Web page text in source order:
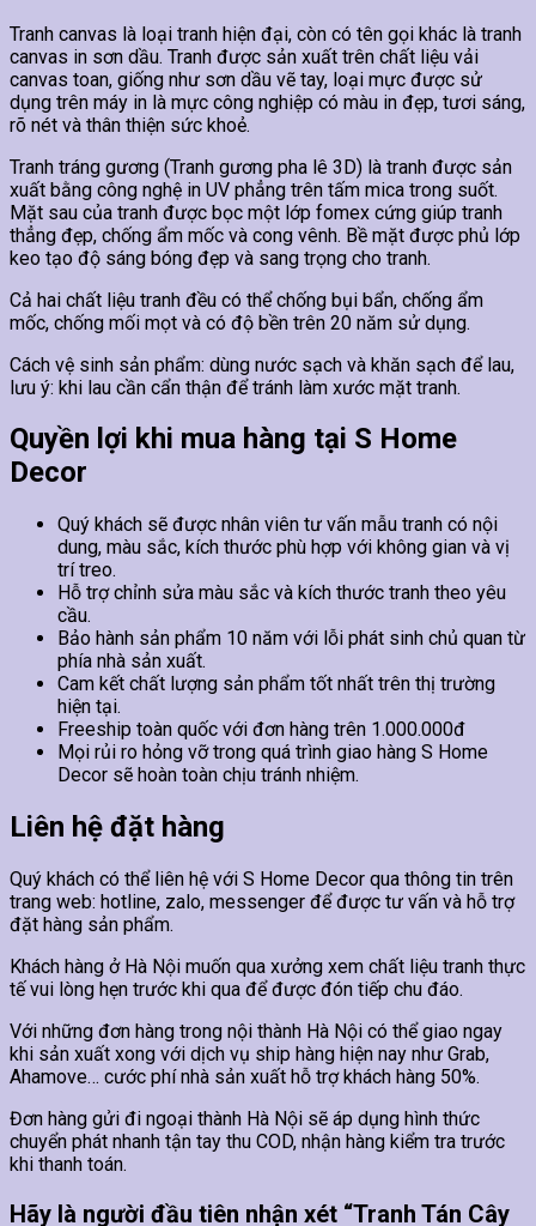
Tranh canvas là loại tranh hiện đại, còn có tên gọi khác là tranh
canvas in sơn dầu. Tranh được sản xuất trên chất liệu vải
canvas toan, giống như sơn dầu vẽ tay, loại mực được sử
dụng trên máy in là mực công nghiệp có màu in đẹp, tươi sáng,
rõ nét và thân thiện sức khoẻ.
Tranh tráng gương (Tranh gương pha lê 3D) là tranh được sản
xuất bằng công nghệ in UV phẳng trên tấm mica trong suốt.
Mặt sau của tranh được bọc một lớp fomex cứng giúp tranh
thẳng đẹp, chống ẩm mốc và cong vênh. Bề mặt được phủ lớp
keo tạo độ sáng bóng đẹp và sang trọng cho tranh.
Cả hai chất liệu tranh đều có thể chống bụi bẩn, chống ẩm
mốc, chống mối mọt và có độ bền trên 20 năm sử dụng.
Cách vệ sinh sản phẩm: dùng nước sạch và khăn sạch để lau,
lưu ý: khi lau cần cẩn thận để tránh làm xước mặt tranh.
Quyền lợi khi mua hàng tại S Home
Decor
Quý khách sẽ được nhân viên tư vấn mẫu tranh có nội
dung, màu sắc, kích thước phù hợp với không gian và vị
trí treo.
Hỗ trợ chỉnh sửa màu sắc và kích thước tranh theo yêu
cầu.
Bảo hành sản phẩm 10 năm với lỗi phát sinh chủ quan từ
phía nhà sản xuất.
Cam kết chất lượng sản phẩm tốt nhất trên thị trường
hiện tại.
Freeship toàn quốc với đơn hàng trên 1.000.000đ
Mọi rủi ro hỏng vỡ trong quá trình giao hàng S Home
Decor sẽ hoàn toàn chịu tránh nhiệm.
Liên hệ đặt hàng
Quý khách có thể liên hệ với S Home Decor qua thông tin trên
trang web: hotline, zalo, messenger để được tư vấn và hỗ trợ
đặt hàng sản phẩm.
Khách hàng ở Hà Nội muốn qua xưởng xem chất liệu tranh thực
tế vui lòng hẹn trước khi qua để được đón tiếp chu đáo.
Với những đơn hàng trong nội thành Hà Nội có thể giao ngay
khi sản xuất xong với dịch vụ ship hàng hiện nay như Grab,
Ahamove… cước phí nhà sản xuất hỗ trợ khách hàng 50%.
Đơn hàng gửi đi ngoại thành Hà Nội sẽ áp dụng hình thức
chuyển phát nhanh tận tay thu COD, nhận hàng kiểm tra trước
khi thanh toán.
Hãy là người đầu tiên nhận xét “Tranh Tán Cây